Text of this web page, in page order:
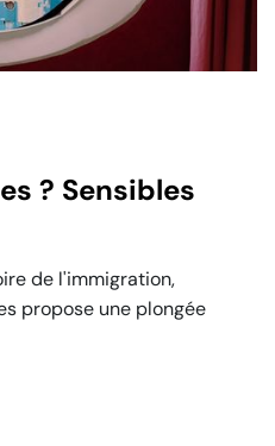
? Sensibles
de l'immigration,
propose une plongée